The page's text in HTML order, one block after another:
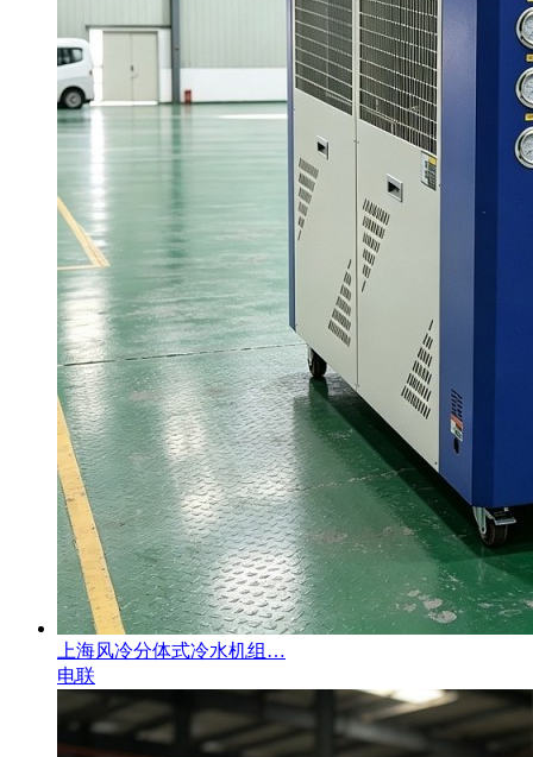
上海风冷分体式冷水机组…
电联